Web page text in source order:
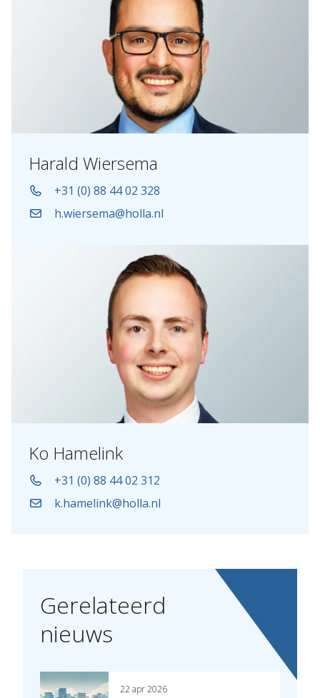
Harald Wiersema
+31 (0) 88 44 02 328
h.wiersema@holla.nl
Ko Hamelink
+31 (0) 88 44 02 312
k.hamelink@holla.nl
Gerelateerd
nieuws
22 apr 2026